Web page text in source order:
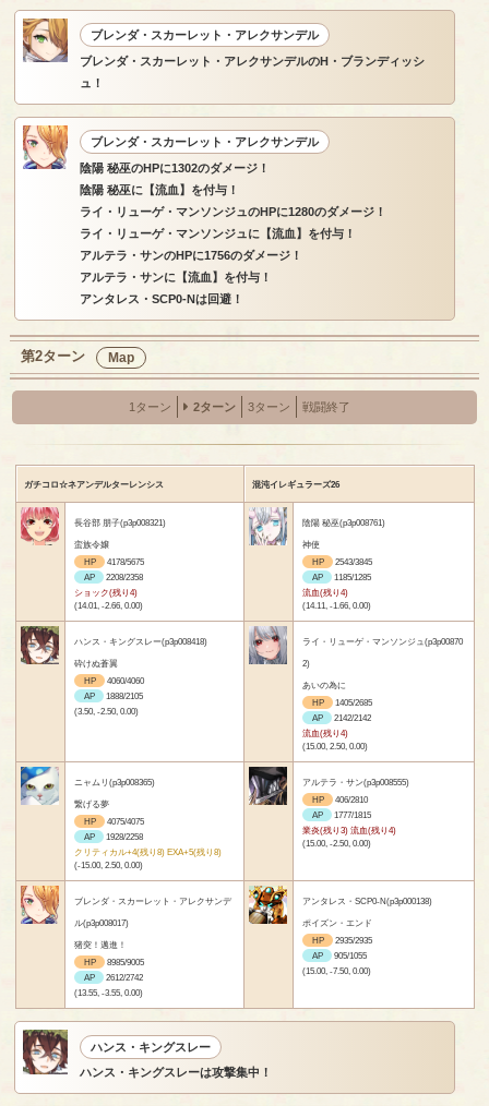
ブレンダ・スカーレット・アレクサンデル
ブレンダ・スカーレット・アレクサンデルのH・ブランディッシ
ュ！
ブレンダ・スカーレット・アレクサンデル
陰陽 秘巫のHPに1302のダメージ！
陰陽 秘巫に【流血】を付与！
ライ・リューゲ・マンソンジュのHPに1280のダメージ！
ライ・リューゲ・マンソンジュに【流血】を付与！
アルテラ・サンのHPに1756のダメージ！
アルテラ・サンに【流血】を付与！
アンタレス・SCP0-Nは回避！
第2ターン Map
1ターン 2ターン 3ターン 戦闘終了
ガチコロ☆ネアンデルターレンシス 混沌イレギュラーズ26
長谷部 朋子(p3p008321)
蛮族令嬢
HP
4178/5675
AP
2208/2358
ショック(残り4)
(14.01, -2.66, 0.00)
陰陽 秘巫(p3p008761)
神使
HP
2543/3845
AP
1185/1285
流血(残り4)
(14.11, -1.66, 0.00)
ハンス・キングスレー(p3p008418)
砕けぬ蒼翼
HP
4060/4060
AP
1888/2105
(3.50, -2.50, 0.00)
ライ・リューゲ・マンソンジュ(p3p00870
2)
あいの為に
HP
1405/2685
AP
2142/2142
流血(残り4)
(15.00, 2.50, 0.00)
ニャムリ(p3p008365)
繋げる夢
HP
4075/4075
AP
1928/2258
クリティカル+4(残り8) EXA+5(残り8)
(-15.00, 2.50, 0.00)
アルテラ・サン(p3p008555)
HP
406/2810
AP
1777/1815
業炎(残り3) 流血(残り4)
(15.00, -2.50, 0.00)
ブレンダ・スカーレット・アレクサンデ
ル(p3p008017)
猪突！邁進！
HP
8985/9005
AP
2612/2742
(13.55, -3.55, 0.00)
アンタレス・SCP0-N(p3p000138)
ポイズン・エンド
HP
2935/2935
AP
905/1055
(15.00, -7.50, 0.00)
ハンス・キングスレー
ハンス・キングスレーは攻撃集中！